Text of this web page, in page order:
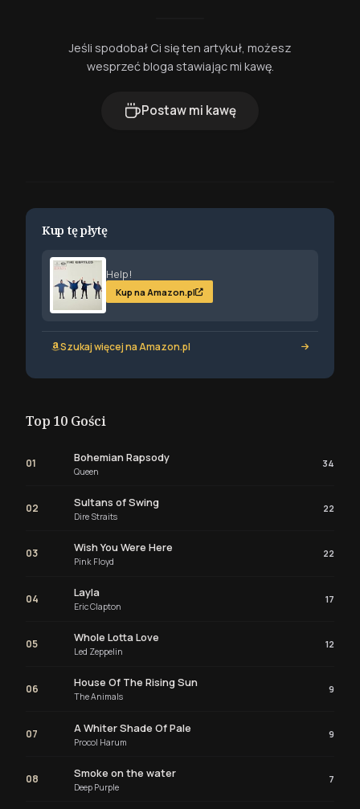
Jeśli spodobał Ci się ten artykuł, możesz
wesprzeć bloga stawiając mi kawę.
Postaw mi kawę
Kup tę płytę
Help!
Kup na Amazon.pl
Szukaj więcej na Amazon.pl
Top 10 Gości
01 Bohemian Rapsody
Queen
34
02 Sultans of Swing
Dire Straits
22
03 Wish You Were Here
Pink Floyd
22
04 Layla
Eric Clapton
17
05 Whole Lotta Love
Led Zeppelin
12
06 House Of The Rising Sun
The Animals
9
07 A Whiter Shade Of Pale
Procol Harum
9
08 Smoke on the water
Deep Purple
7